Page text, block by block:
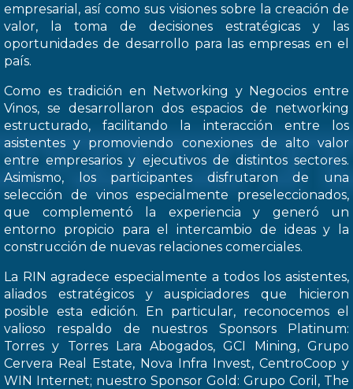
empresarial, así como sus visiones sobre la creación de
valor, la toma de decisiones estratégicas y las
oportunidades de desarrollo para las empresas en el
país.
Como es tradición en Networking y Negocios entre
Vinos, se desarrollaron dos espacios de networking
estructurado, facilitando la interacción entre los
asistentes y promoviendo conexiones de alto valor
entre empresarios y ejecutivos de distintos sectores.
Asimismo, los participantes disfrutaron de una
selección de vinos especialmente preseleccionados,
que complementó la experiencia y generó un
entorno propicio para el intercambio de ideas y la
construcción de nuevas relaciones comerciales.
La RIN agradece especialmente a todos los asistentes,
aliados estratégicos y auspiciadores que hicieron
posible esta edición. En particular, reconocemos el
valioso respaldo de nuestros Sponsors Platinum:
Torres y Torres Lara Abogados, GCI Mining, Grupo
Cervera Real Estate, Nova Infra Invest, CentroCoop y
WIN Internet; nuestro Sponsor Gold: Grupo Coril, The